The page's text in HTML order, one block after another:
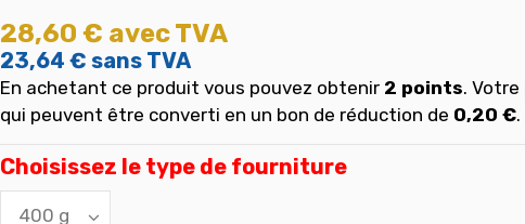
28,60 € avec TVA
23,64 € sans TVA
En achetant ce produit vous pouvez obtenir 2 points.
qui peuvent être converti en un bon de réduction de 0,20 €.
Choisissez le type de fourniture